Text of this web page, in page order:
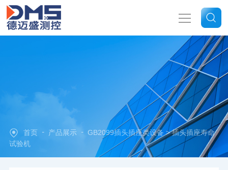
产品中心
新闻中心
首页 - 产品展示 - GB2099插头插座类设备 > 插头插座寿命
试验机